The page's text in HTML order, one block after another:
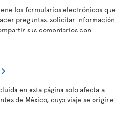
los formularios electrónicos que
preguntas, solicitar información
sus comentarios con
en esta página solo afecta a
de México, cuyo viaje se origine